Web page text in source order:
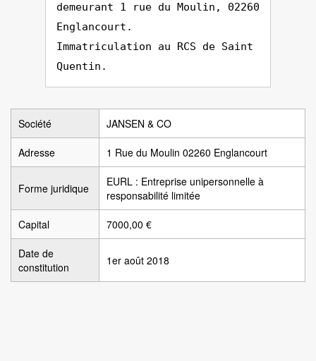
demeurant 1 rue du Moulin, 02260
Englancourt.
Immatriculation au RCS de Saint
Quentin.
Société JANSEN & CO
Adresse 1 Rue du Moulin 02260 Englancourt
Forme juridique
EURL : Entreprise unipersonnelle à
responsabilité limitée
Capital 7000,00 €
Date de
constitution
1er août 2018